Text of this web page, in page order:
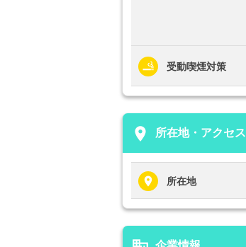
受動喫煙対策
place 所在地・アクセス
所在地